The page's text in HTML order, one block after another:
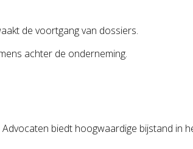
de voortgang van dossiers.
achter de onderneming.
biedt hoogwaardige bijstand in